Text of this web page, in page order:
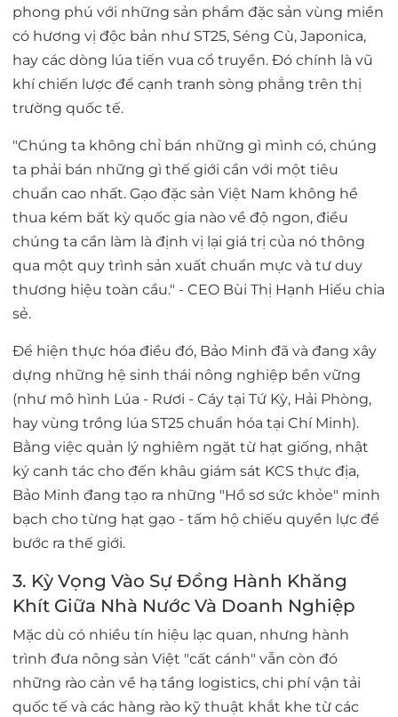
phong phú với những sản phẩm đặc sản vùng miền
có hương vị độc bản như ST25, Séng Cù, Japonica,
hay các dòng lúa tiến vua cổ truyền. Đó chính là vũ
khí chiến lược để cạnh tranh sòng phẳng trên thị
trường quốc tế.
"Chúng ta không chỉ bán những gì mình có, chúng
ta phải bán những gì thế giới cần với một tiêu
chuẩn cao nhất. Gạo đặc sản Việt Nam không hề
thua kém bất kỳ quốc gia nào về độ ngon, điều
chúng ta cần làm là định vị lại giá trị của nó thông
qua một quy trình sản xuất chuẩn mực và tư duy
thương hiệu toàn cầu." - CEO Bùi Thị Hạnh Hiếu chia
sẻ.
Để hiện thực hóa điều đó, Bảo Minh đã và đang xây
dựng những hệ sinh thái nông nghiệp bền vững
(như mô hình Lúa - Rươi - Cáy tại Tứ Kỳ, Hải Phòng,
hay vùng trồng lúa ST25 chuẩn hóa tại Chí Minh).
Bằng việc quản lý nghiêm ngặt từ hạt giống, nhật
ký canh tác cho đến khâu giám sát KCS thực địa,
Bảo Minh đang tạo ra những "Hồ sơ sức khỏe" minh
bạch cho từng hạt gạo - tấm hộ chiếu quyền lực để
bước ra thế giới.
3. Kỳ Vọng Vào Sự Đồng Hành Khăng
Khít Giữa Nhà Nước Và Doanh Nghiệp
Mặc dù có nhiều tín hiệu lạc quan, nhưng hành
trình đưa nông sản Việt "cất cánh" vẫn còn đó
những rào cản về hạ tầng logistics, chi phí vận tải
quốc tế và các hàng rào kỹ thuật khắt khe từ các